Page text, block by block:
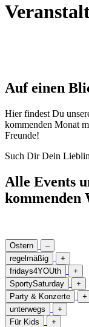
Auf einen
Hier findest Du
kommenden Monat
Freunde!
Such Dir Dein
Alle Events
kommenden
Ostern
–
regelmäßig
+
fridays4YOUth
+
SportySaturday
+
Party & Konzerte
+
unterwegs
+
Für Kids
+